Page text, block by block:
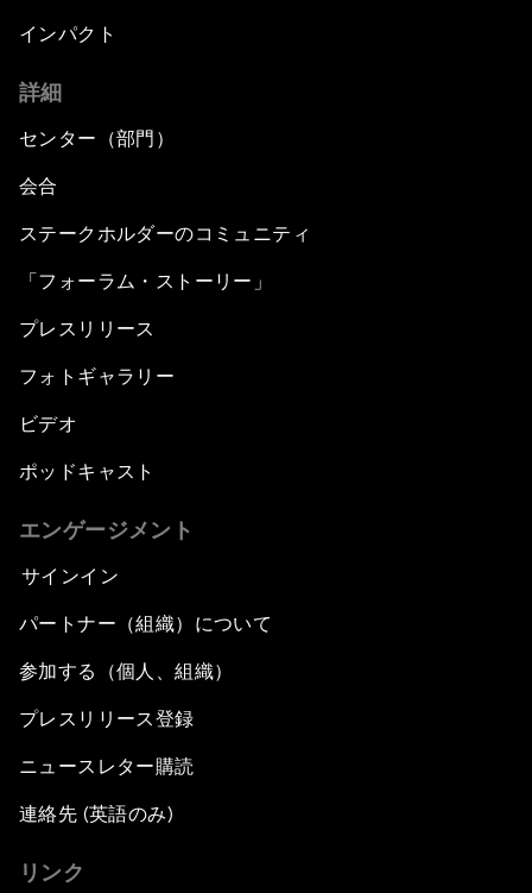
インパクト
詳細
センター（部門）
会合
ステークホルダーのコミュニティ
「フォーラム・ストーリー」
プレスリリース
フォトギャラリー
ビデオ
ポッドキャスト
エンゲージメント
サインイン
パートナー（組織）について
参加する（個人、組織）
プレスリリース登録
ニュースレター購読
連絡先 (英語のみ)
リンク